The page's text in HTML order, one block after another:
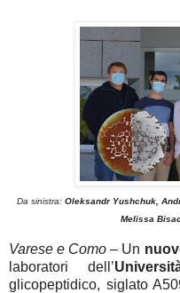
Da sinistra: Oleksandr Yushchuk,
Melissa
Varese e Como– Un
laboratori dell’
glicopeptidico, siglato